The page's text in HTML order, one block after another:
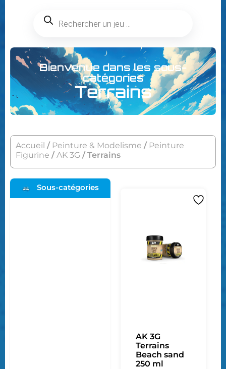
Bienvenue dans les sous-
catégories
Terrains
Accueil / Peinture & Modelisme / Peinture
Figurine /AK 3G / Terrains
Sous-catégories
AK 3G
Terrains
Beach sand
250 ml